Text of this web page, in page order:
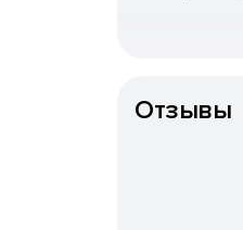
Артикул
Отзывы